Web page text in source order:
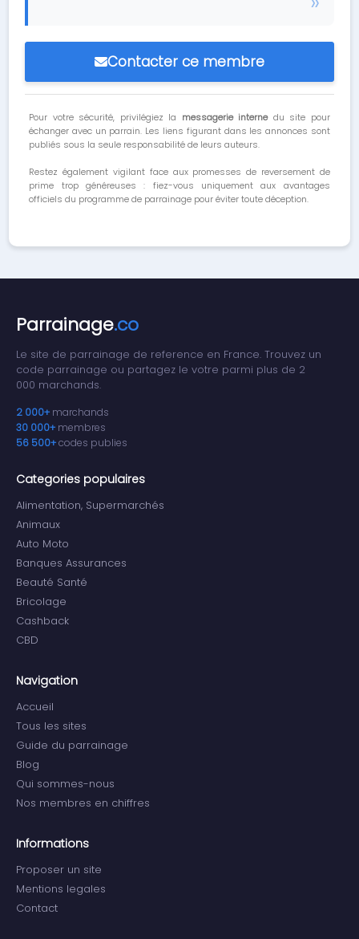
Contacter ce membre
Pour votre sécurité, privilégiez la messagerie internedu site pour
échanger avec un parrain. Les liens figurant dans les annonces sont
publiés sous la seule responsabilité de leurs auteurs.
Restez également vigilant face aux promesses de reversement de
prime trop généreuses : fiez-vous uniquement aux avantages
officiels du programme de parrainage pour éviter toute déception.
Parrainage.co
Le site de parrainage de reference en France. Trouvez un
code parrainage ou partagez le votre parmi plus de 2
000 marchands.
2 000+ marchands
30 000+ membres
56 500+codes publies
Categories populaires
Alimentation, Supermarchés
Animaux
Auto Moto
Banques Assurances
Beauté Santé
Bricolage
Cashback
CBD
Navigation
Accueil
Tous les sites
Guide du parrainage
Blog
Qui sommes-nous
Nos membres en chiffres
Informations
Proposer un site
Mentions legales
Contact